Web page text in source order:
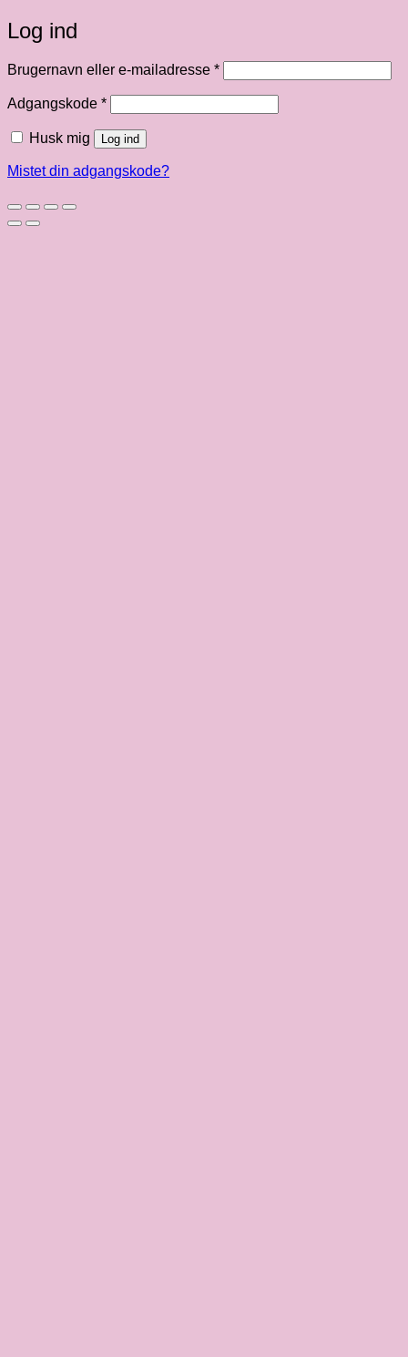
Log ind
Brugernavn eller e-mailadresse *Påkrævet
Adgangskode *Påkrævet
Husk mig Log ind
Mistet din adgangskode?